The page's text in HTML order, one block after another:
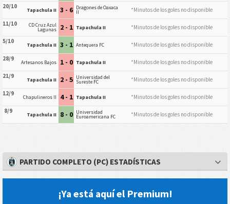
20/10
Tapachula II 3 - 6 Dragones de Oaxaca
II
*Minutos de los goles no disponible
11/10
CD Cruz Azul
Lagunas 2 - 1 Tapachula II
*Minutos de los goles no disponible
5/10
Tapachula II 3 - 1 Antequera FC
*Minutos de los goles no disponible
28/9
Artesanos Bajos 1 - 0 Tapachula II
*Minutos de los goles no disponible
21/9
Tapachula II 2 - 5 Universidad del
Sureste FC
*Minutos de los goles no disponible
12/9
Chapulineros II 4 - 1 Tapachula II
*Minutos de los goles no disponible
8/9
Tapachula II 8 - 0 Universidad
Euroamericana FC *Minutos de los goles no disponible
PARTIDO COMPLETO (PC) ESTADÍSTICAS
¡Ya está aquí el Premium!